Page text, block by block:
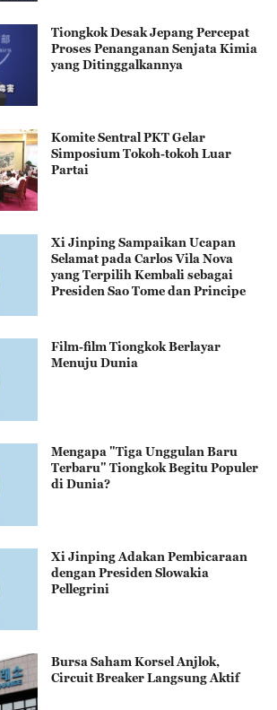
Tiongkok Desak Jepang Percepat
Proses Penanganan Senjata Kimia
yang Ditinggalkannya
Komite Sentral PKT Gelar
Simposium Tokoh-tokoh Luar
Partai
Xi Jinping Sampaikan Ucapan
Selamat pada Carlos Vila Nova
yang Terpilih Kembali sebagai
Presiden Sao Tome dan Principe
Film-film Tiongkok Berlayar
Menuju Dunia
Mengapa "Tiga Unggulan Baru
Terbaru" Tiongkok Begitu Populer
di Dunia?
Xi Jinping Adakan Pembicaraan
dengan Presiden Slowakia
Pellegrini
Bursa Saham Korsel Anjlok,
Circuit Breaker Langsung Aktif